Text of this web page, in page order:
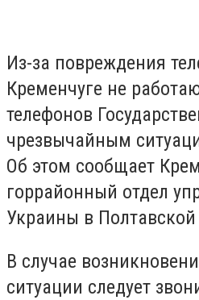
Из-за повреждения
Кременчуге не
телефонов
чрезвычайным
Об этом сообщает
горрайонный отдел
Украины в Полтавской
В случае
ситуации следует